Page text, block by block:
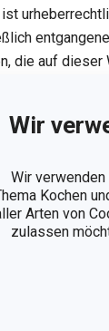
Wir
Wir
Kochen
Arten von
zulassen
die auf dieser
oder
und Struktur
Texte,
schriftlichen
Recht